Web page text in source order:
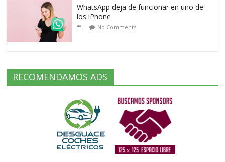
WhatsApp deja de funcionar en uno de
los iPhone
No Comments
RECOMENDAMOS ADS